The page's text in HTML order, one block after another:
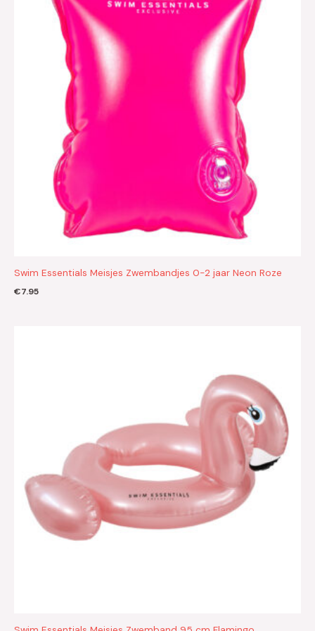
Swim Essentials Meisjes Zwembandjes 0-2 jaar Neon Roze
€7.95